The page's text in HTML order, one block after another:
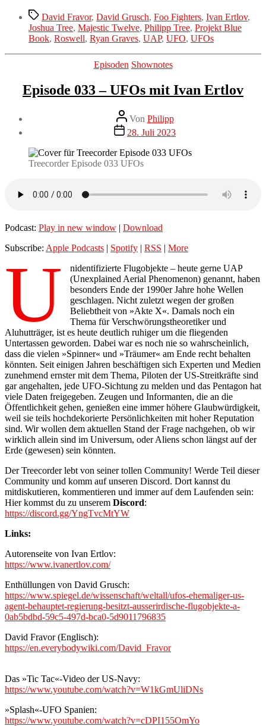
Schlagwörter
David Fravor, David Grusch, Foo Fighters, Ivan Ertlov,
Joshua Tree, Majestic Twelve, Philipp Tree, Projekt Blue
Book, Roswell, Ryan Graves, UAP, UFO, UFOs
Kategorien
Episoden Shownotes
Episode 033 – UFOs mit Ivan Ertlov
Beitragsautor
Von Philipp
Veröffentlichungsdatum
28. Juli 2023
Treecorder Episode 033 UFOs
Podcast: Play in new window | Download
Subscribe: Apple Podcasts | Spotify | RSS | More
U
nidentifizierte Flugobjekte – heute gerne UAP
(Unexplained Aerial Phenomenon) genannt, haben
besonders Ende der 1990er Jahre hohe Wellen
geschlagen. Nicht zuletzt wegen der großen
Beliebtheit von »Akte X«. Damals noch ein
Thema für Verschwörungstheoretiker und
Aluhutträger, ist es heute deutlich ruhiger um die fliegenden
Untertassen geworden. Dabei war es noch nie so wahrscheinlich,
dass die vielen »Spinner« und »Träumer« am Ende recht behalten
könnten. Seit einigen Jahren beschäftigen sich Experten und Medien
zunehmend ernster mit dem Thema, Piloten der US-Streitkräfte sind
gar angehalten, jede UFO-Sichtung zu melden und das Pentagon hat
viele Daten freigegeben. Zeugen und Informanten, die an die
Öffentlichkeit gehen, genießen eine immer höhere Glaubwürdigkeit,
weil sie teils hochdekorierte Persönlichkeiten mit hoher Reputation
sind. Wir wollen dem aktuellen Stand der Frage nachgehen, ob wir
wirklich allein sind im Universum, oder Aliens schon längst auf der
Erde (gewesen) sein könnten.
Der Treecorder lebt von seiner tollen Community! Werde Teil dieser
Community und komm auf unseren Discord. Dort kannst du
mitdiskutieren, kommentieren und immer auf dem Laufenden sein:
Hier kommst du zu unserem Discord:
https://discord.gg/YngTvcMtYW
Links:
Autorenseite von Ivan Ertlov:
https://www.ivanertlov.com/
Enthüllungen von David Grusch:
https://www.spiegel.de/wissenschaft/weltall/ufos-ehemaliger-us-
agent-behauptet-regierung-besitzt-ausserirdische-flugobjekte-a-
0ab5bdbd-59c5-497d-bca0-5d9011796835
David Fravor (Englisch):
https://en.everybodywiki.com/David_Fravor
Das »Tic Tac«-Video der US-Navy:
https://www.youtube.com/watch?v=W1kGmUliDNs
»Splash«-UFO Spanien:
https://www.youtube.com/watch?v=cDPI155OmYo